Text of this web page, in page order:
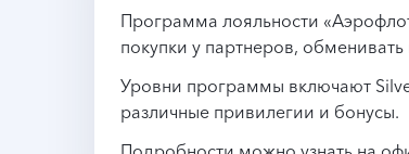
Программа лояльности
покупки у партнеров,
Уровни программы включают
различные привилегии и бонусы.